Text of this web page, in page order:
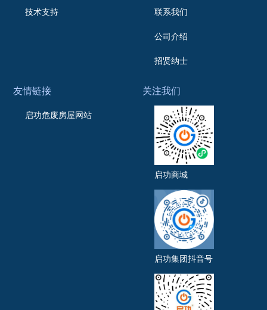
技术支持 联系我们
公司介绍
招贤纳士
友情链接
启功危废房屋网站
关注我们
启功商城
启功集团抖音号